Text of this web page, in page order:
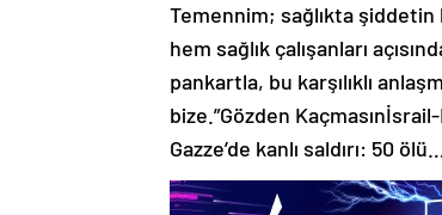
Temennim; sağlıkta şiddetin
hem sağlık çalışanları
pankartla, bu karşılıklı
bize.”Gözden
Gazze’de kanlı saldırı: 50